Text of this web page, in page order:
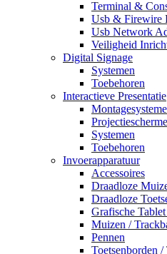
Terminal &
Usb & Firewire
Usb Network
Veiligheid
Digital Signage
Systemen
Toebehoren
Interactieve Presentatie
Systemen
Toebehoren
Invoerapparatuur
Accessoires
Draadloze
Draadloze
Grafische
Muizen /
Pennen
Toetsenborden /